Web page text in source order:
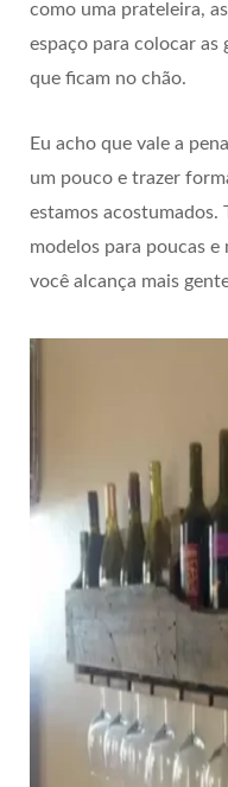
como uma prateleira,
espaço para colocar as
que ficam no chão.
Eu acho que vale a
um pouco e trazer
estamos acostumados.
modelos para poucas
você alcança mais